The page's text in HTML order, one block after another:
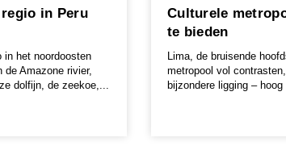
in Peru
in het noordoosten
Amazone rivier,
dolfijn, de zeekoe,...
Culturele
te bieden
Lima, de bruisende
metropool vol
bijzondere ligging –